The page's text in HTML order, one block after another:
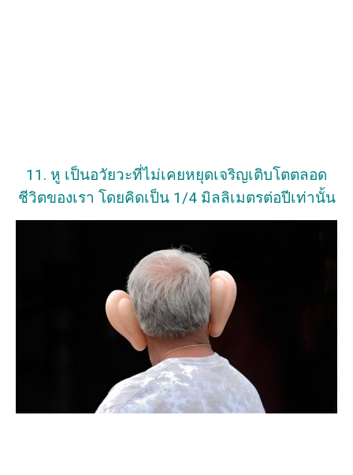
11. หู เป็นอวัยวะที่ไม่เคยหยุดเจริญเติบโตตลอด
ชีวิตของเรา โดยคิดเป็น 1/4 มิลลิเมตรต่อปีเท่านั้น